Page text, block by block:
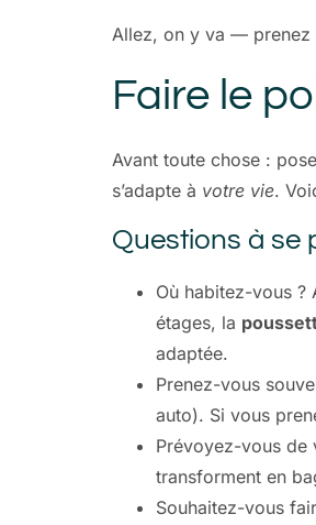
Allez, on y va — prenez
Faire le
Avant toute chose :
s’adapte à votre vie.
Questions à se
Où habitez-vous ?
étages, la
adaptée.
Prenez-vous
auto). Si vous
Prévoyez-vous de
transforment en
Souhaitez-vous